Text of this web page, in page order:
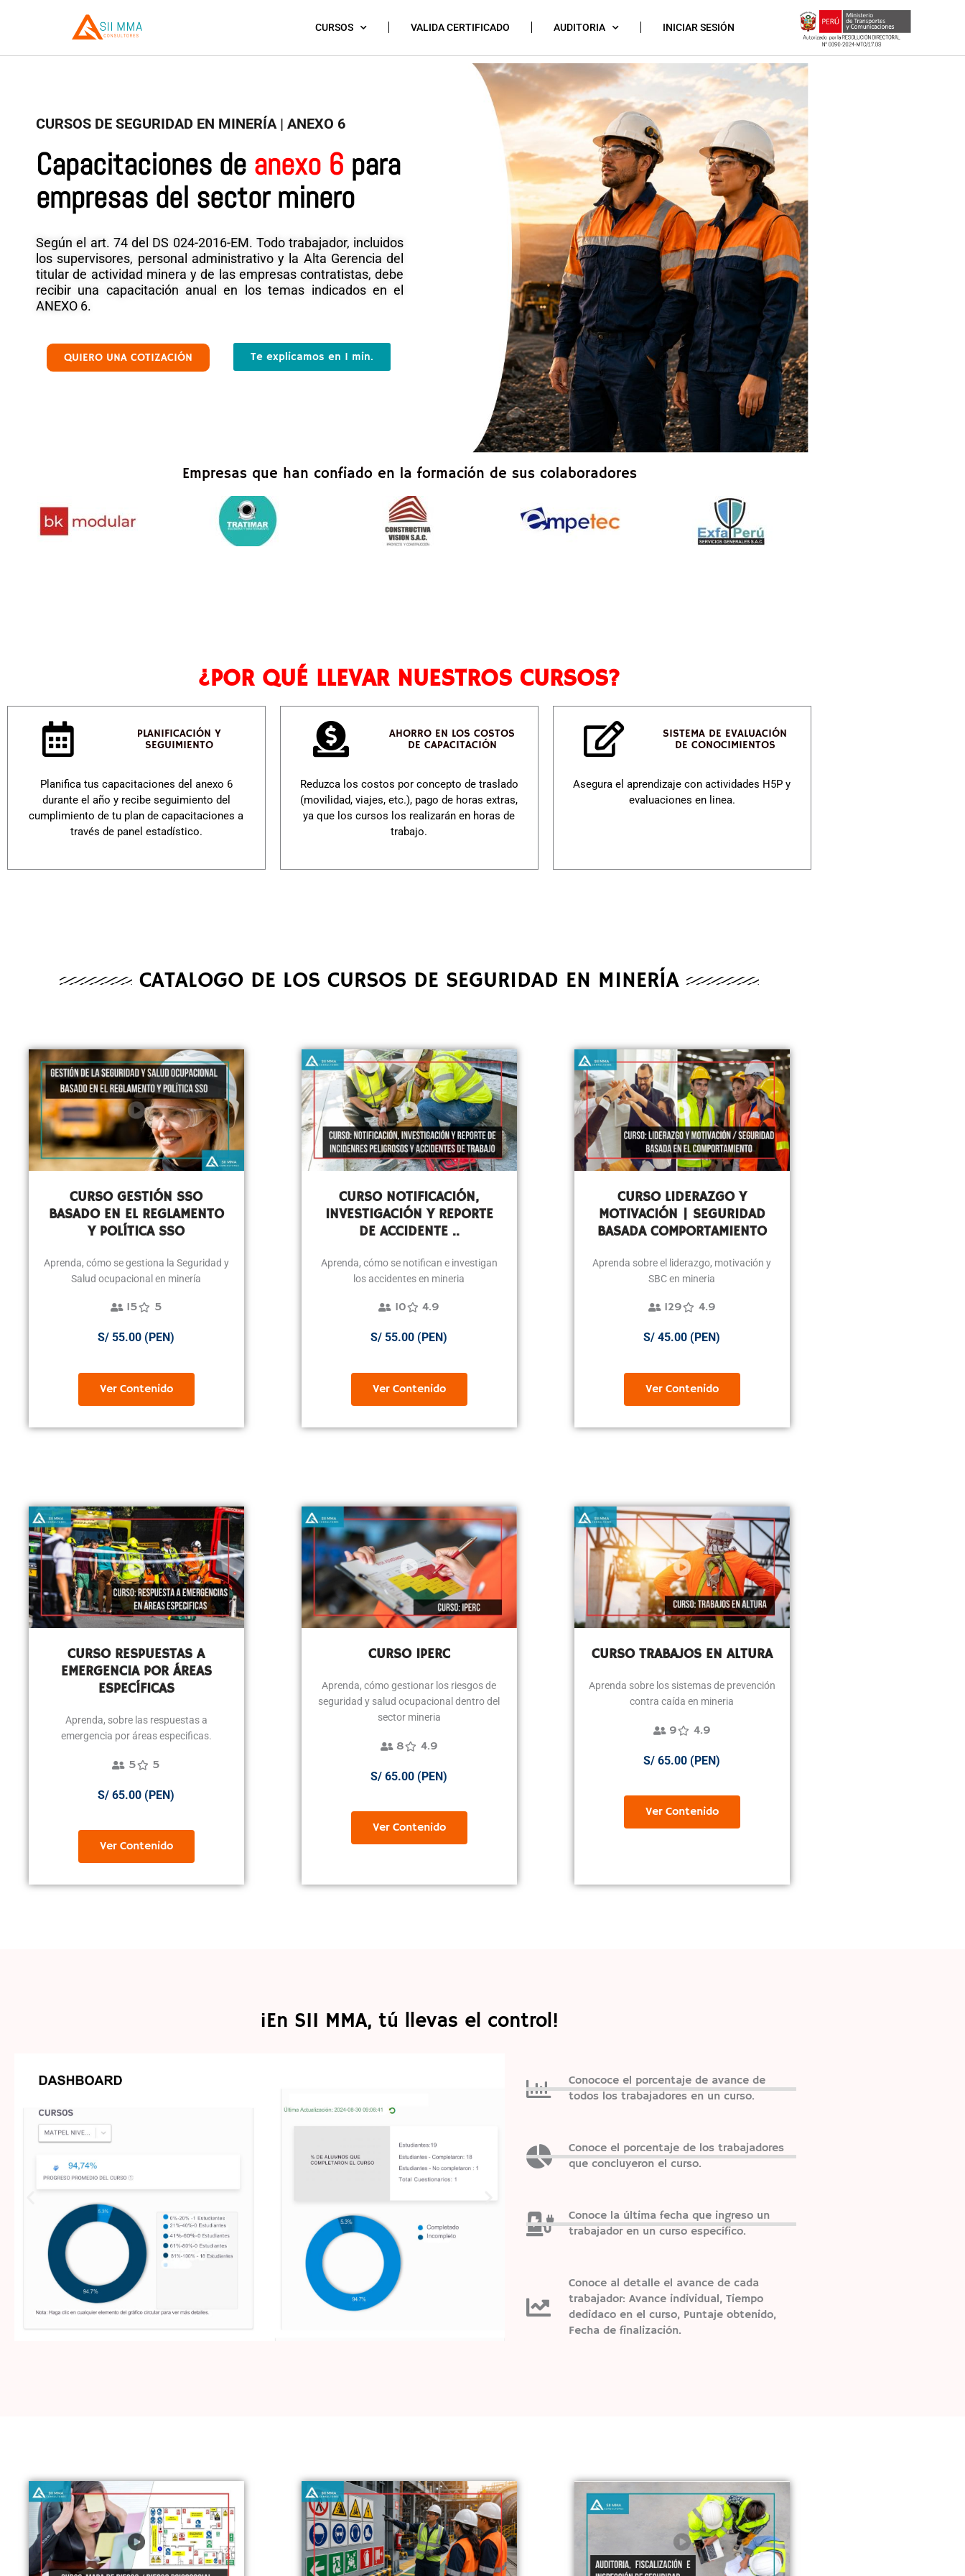
CURSOS VALIDA CERTIFICADO AUDITORIA INICIAR SESIÓN
CURSOS DE SEGURIDAD EN MINERÍA | ANEXO 6
Capacitaciones de anexo 6 para
empresas del sector minero
Según el art. 74 del DS 024-2016-EM. Todo trabajador, incluidos
los supervisores, personal administrativo y la Alta Gerencia del
titular de actividad minera y de las empresas contratistas, debe
recibir una capacitación anual en los temas indicados en el
ANEXO 6.
QUIERO UNA COTIZACIÓN Te explicamos en 1 min.
Empresas que han confiado en la formación de sus colaboradores
¿POR QUÉ LLEVAR NUESTROS CURSOS?
PLANIFICACIÓN Y
SEGUIMIENTO
Planifica tus capacitaciones del anexo 6
durante el año y recibe seguimiento del
cumplimiento de tu plan de capacitaciones a
través de panel estadístico.
AHORRO EN LOS COSTOS
DE CAPACITACIÓN
Reduzca los costos por concepto de traslado
(movilidad, viajes, etc.), pago de horas extras,
ya que los cursos los realizarán en horas de
trabajo.
SISTEMA DE EVALUACIÓN
DE CONOCIMIENTOS
Asegura el aprendizaje con actividades H5P y
evaluaciones en linea.
CATALOGO DE LOS CURSOS DE SEGURIDAD EN MINERÍA
CURSO GESTIÓN SSO
BASADO EN EL REGLAMENTO
Y POLÍTICA SSO
Aprenda, cómo se gestiona la Seguridad y
Salud ocupacional en minería
15 5
S/ 55.00 (PEN)
Ver Contenido
CURSO NOTIFICACIÓN,
INVESTIGACIÓN Y REPORTE
DE ACCIDENTE ..
Aprenda, cómo se notifican e investigan
los accidentes en mineria
10 4.9
S/ 55.00 (PEN)
Ver Contenido
CURSO LIDERAZGO Y
MOTIVACIÓN |
SEGURIDAD
BASADA COMPORTAMIENTO
Aprenda sobre el liderazgo, motivación y
SBC en mineria
129 4.9
S/ 45.00 (PEN)
Ver Contenido
CURSO RESPUESTAS A
EMERGENCIA POR ÁREAS
ESPECÍFICAS
Aprenda, sobre las respuestas a
emergencia por áreas especificas.
5 5
S/ 65.00 (PEN)
Ver Contenido
CURSO IPERC
Aprenda, cómo gestionar los riesgos de
seguridad y salud ocupacional dentro del
sector mineria
8 4.9
S/ 65.00 (PEN)
Ver Contenido
CURSO TRABAJOS EN ALTURA
Aprenda sobre los sistemas de prevención
contra caída en mineria
9 4.9
S/ 65.00 (PEN)
Ver Contenido
¡En SII MMA, tú llevas el control!
Conococe el porcentaje de avance de
todos los trabajadores en un curso.
Conoce el porcentaje de los trabajadores
que concluyeron el curso.
Conoce la última fecha que ingreso un
trabajador en un curso específico.
Conoce al detalle el avance de cada
trabajador: Avance individual, Tiempo
dedidaco en el curso, Puntaje obtenido,
Fecha de finalización.